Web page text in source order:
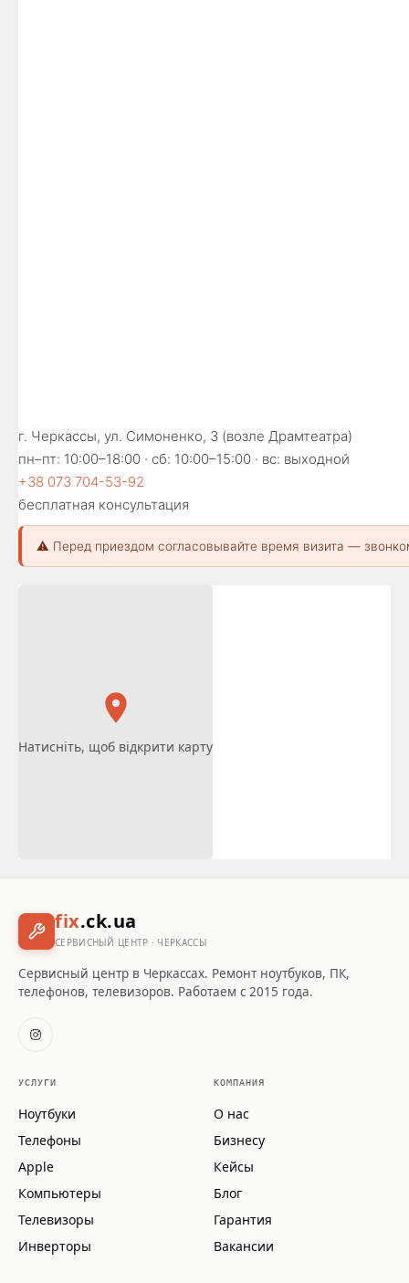
г. Черкассы, ул. Симоненко, 3 (возле Драмтеатра)
пн–пт: 10:00–18:00 · сб: 10:00–15:00 · вс: выходной
+38 073 704-53-92
бесплатная консультация
⚠️ Перед приездом согласовывайте время визита —
Натисніть, щоб відкрити карту
fix.ck.ua
СЕРВИСНЫЙ ЦЕНТР · ЧЕРКАССЫ
Сервисный центр в Черкассах. Ремонт ноутбуков, ПК,
телефонов, телевизоров. Работаем с 2015 года.
УСЛУГИ
Ноутбуки
Телефоны
Apple
Компьютеры
Телевизоры
Инверторы
КОМПАНИЯ
О нас
Бизнесу
Кейсы
Блог
Гарантия
Вакансии